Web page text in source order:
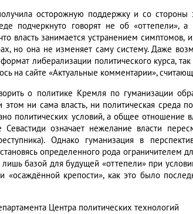
осторожную поддержку и со стороны
подчеркнуто говорят не об «оттепели», а
власть занимается устранением симптомов,
но она не изменяет саму систему. Даже
либерализации политического курса,
на сайте «Актуальные комментарии»,
о политике Кремля по гуманизации
ни сама власть, ни политическая среда
политических условий, а общее отношение
означает нежелание власти
Однако гуманизация в
определенного рода ограничителем
базой для будущей «оттепели» при
крепости», как это было
Центра политических технологий